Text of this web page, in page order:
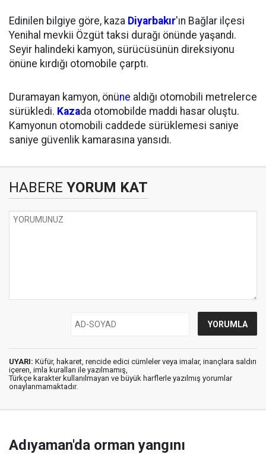
Edinilen bilgiye göre, kaza Diyarbakır'ın Bağlar ilçesi
Yenihal mevkii Özgüt taksi durağı önünde yaşandı.
Seyir halindeki kamyon, sürücüsünün direksiyonu
önüne kırdığı otomobile çarptı.
Duramayan kamyon, önüne aldığı otomobili metrelerce
sürükledi. Kazada otomobilde maddi hasar oluştu.
Kamyonun otomobili caddede sürüklemesi saniye
saniye güvenlik kamarasına yansıdı.
HABERE YORUM KAT
UYARI: Küfür, hakaret, rencide edici cümleler veya imalar, inançlara saldırı
içeren, imla kuralları ile yazılmamış,
Türkçe karakter kullanılmayan ve büyük harflerle yazılmış yorumlar
onaylanmamaktadır.
Adıyaman'da orman yangını